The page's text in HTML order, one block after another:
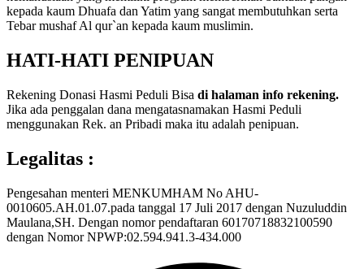
kepada kaum Dhuafa dan Yatim yang sangat membutuhkan serta
Tebar mushaf Al qur`an kepada kaum muslimin.
HATI-HATI PENIPUAN
Rekening Donasi Hasmi Peduli Bisa di halaman info rekening.
Jika ada penggalan dana mengatasnamakan Hasmi Peduli
menggunakan Rek. an Pribadi maka itu adalah penipuan.
Legalitas :
Pengesahan menteri MENKUMHAM No AHU-
0010605.AH.01.07.pada tanggal 17 Juli 2017 dengan Nuzuluddin
Maulana,SH. Dengan nomor pendaftaran 60170718832100590
dengan Nomor NPWP:02.594.941.3-434.000